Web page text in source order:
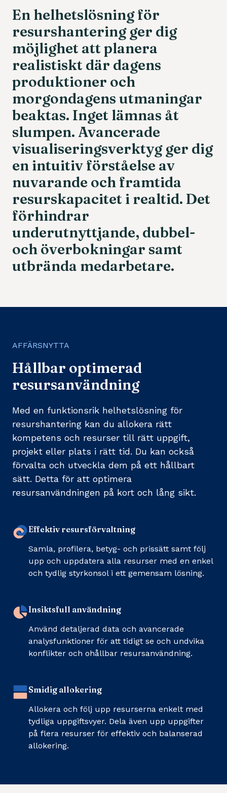
En helhetslösning för
resurshantering ger dig
möjlighet att planera
realistiskt där dagens
produktioner och
morgondagens utmaningar
beaktas. Inget lämnas åt
slumpen. Avancerade
visualiseringsverktyg ger dig
en intuitiv förståelse av
nuvarande och framtida
resurskapacitet i realtid. Det
förhindrar
underutnyttjande, dubbel-
och överbokningar samt
utbrända medarbetare.
AFFÄRSNYTTA
Hållbar optimerad
resursanvändning
Med en funktionsrik helhetslösning för
resurshantering kan du allokera rätt
kompetens och resurser till rätt uppgift,
projekt eller plats i rätt tid. Du kan också
förvalta och utveckla dem på ett hållbart
sätt. Detta för att optimera
resursanvändningen på kort och lång sikt.
Effektiv resursförvaltning
Samla, profilera, betyg- och prissätt samt följ
upp och uppdatera alla resurser med en enkel
och tydlig styrkonsol i ett gemensam lösning.
Insiktsfull användning
Använd detaljerad data och avancerade
analysfunktioner för att tidigt se och undvika
konflikter och ohållbar resursanvändning.
Smidig allokering
Allokera och följ upp resurserna enkelt med
tydliga uppgiftsvyer. Dela även upp uppgifter
på flera resurser för effektiv och balanserad
allokering.